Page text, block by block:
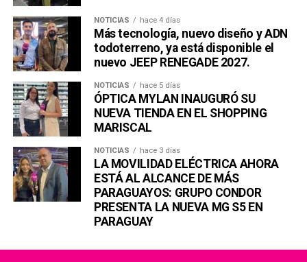
NOTICIAS hace 4 días
Más tecnología, nuevo diseño y ADN
todoterreno, ya está disponible el
nuevo JEEP RENEGADE 2027.
NOTICIAS hace 5 días
ÓPTICA MYLAN INAUGURÓ SU
NUEVA TIENDA EN EL SHOPPING
MARISCAL
NOTICIAS hace 3 días
LA MOVILIDAD ELÉCTRICA AHORA
ESTÁ AL ALCANCE DE MÁS
PARAGUAYOS: GRUPO CONDOR
PRESENTA LA NUEVA MG S5 EN
PARAGUAY